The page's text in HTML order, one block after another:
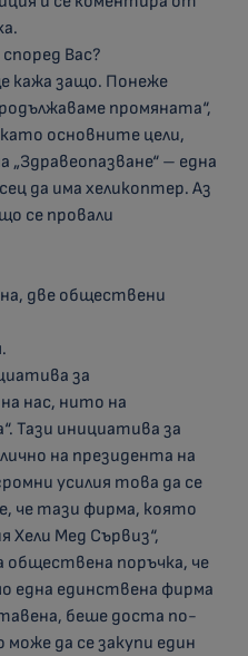
Вас?
кажа защо. Понеже
промяната“,
основните цели,
– една
да има хеликоптер. Аз
се провали
две обществени
за
нас, нито на
Тази инициатива за
на президента на
усилия това да се
че тази фирма, която
Хели Мед Сървиз“,
обществена поръчка, че
една единствена фирма
беше доста по-
да се закупи един